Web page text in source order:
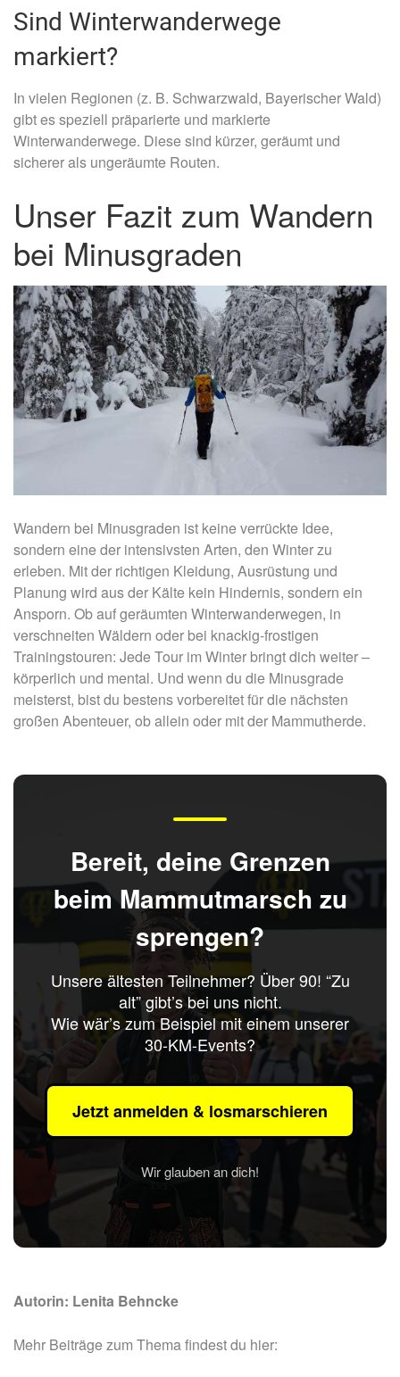
Sind Winterwanderwege
markiert?
In vielen Regionen (z. B. Schwarzwald, Bayerischer Wald)
gibt es speziell präparierte und markierte
Winterwanderwege. Diese sind kürzer, geräumt und
sicherer als ungeräumte Routen.
Unser Fazit zum Wandern
bei Minusgraden
Wandern bei Minusgraden ist keine verrückte Idee,
sondern eine der intensivsten Arten, den Winter zu
erleben. Mit der richtigen Kleidung, Ausrüstung und
Planung wird aus der Kälte kein Hindernis, sondern ein
Ansporn. Ob auf geräumten Winterwanderwegen, in
verschneiten Wäldern oder bei knackig-frostigen
Trainingstouren: Jede Tour im Winter bringt dich weiter –
körperlich und mental. Und wenn du die Minusgrade
meisterst, bist du bestens vorbereitet für die nächsten
großen Abenteuer, ob allein oder mit der Mammutherde.
Bereit, deine Grenzen
beim Mammutmarsch zu
sprengen?
Unsere ältesten Teilnehmer? Über 90! “Zu
alt” gibt’s bei uns nicht.
Wie wär’s zum Beispiel mit einem unserer
30-KM-Events?
Jetzt anmelden & losmarschieren
Wir glauben an dich!
Autorin: Lenita Behncke
Mehr Beiträge zum Thema findest du hier: